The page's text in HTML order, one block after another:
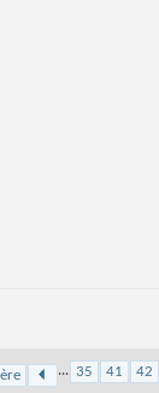
... 35 41 42